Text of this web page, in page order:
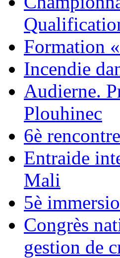
Formation
Incendie
Audierne.
Plouhinec
6è
Entraide
Mali
5è
Congrès
gestion de